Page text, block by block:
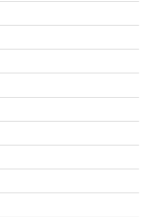
キャラ
してめっぽう強い特性を持って
HPは76,950、攻撃力は6,750、
メラマンに比べて体力が2倍、